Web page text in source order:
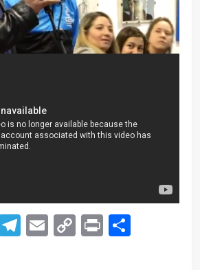
Telegram
EmailCopy
Print